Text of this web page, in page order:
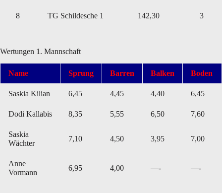
8 TG Schildesche 1 142,30 3
Wertungen 1. Mannschaft
Name Sprung Barren Balken Boden
Saskia Kilian 6,45 4,45 4,40 6,45
Dodi Kallabis 8,35 5,55 6,50 7,60
Saskia
Wächter
7,10 4,50 3,95 7,00
Anne
Vormann
6,95 4,00 —- —-